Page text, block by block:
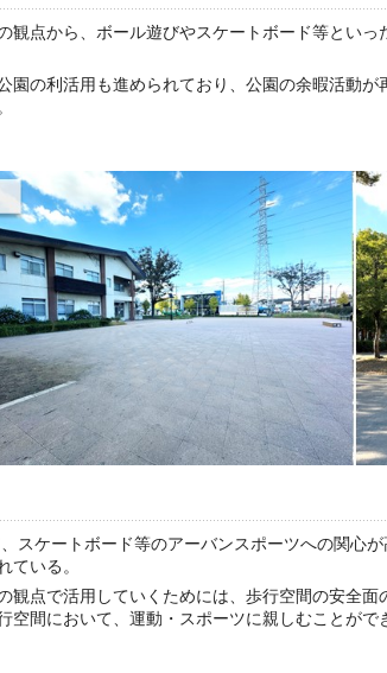
点から、ボール遊びやスケートボード等とい
の利活用も進められており、公園の余暇活動
スケートボード等のアーバンスポーツへの関心
ている。
観点で活用していくためには、歩行空間の安全
間において、運動・スポーツに親しむことがで